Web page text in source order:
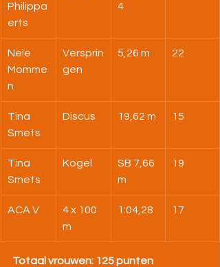
Philippa
erts
4
Nele
Momme
n
Versprin
gen
5,26 m 22
Tina
Smets
Discus 19,62 m 15
Tina
Smets
Kogel
SB 7,66
m
19
ACA V
4 x 100
m
1:04,28 17
Totaal vrouwen: 125 punten